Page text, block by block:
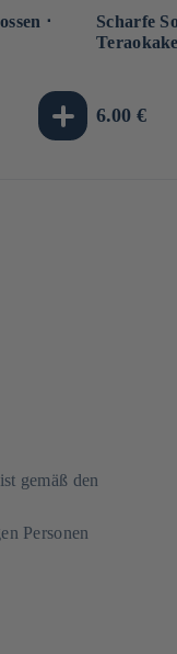
⋅
Scharfe
Normaler
6.00 €
gemäß den
Personen